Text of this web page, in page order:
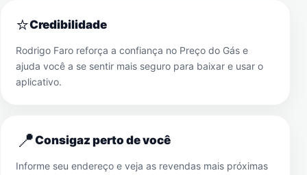
⭐Credibilidade
Rodrigo Faro reforça a confiança no Preço do Gás e
ajuda você a se sentir mais seguro para baixar e usar o
aplicativo.
📍Consigaz perto de você
Informe seu endereço e veja as revendas mais próximas